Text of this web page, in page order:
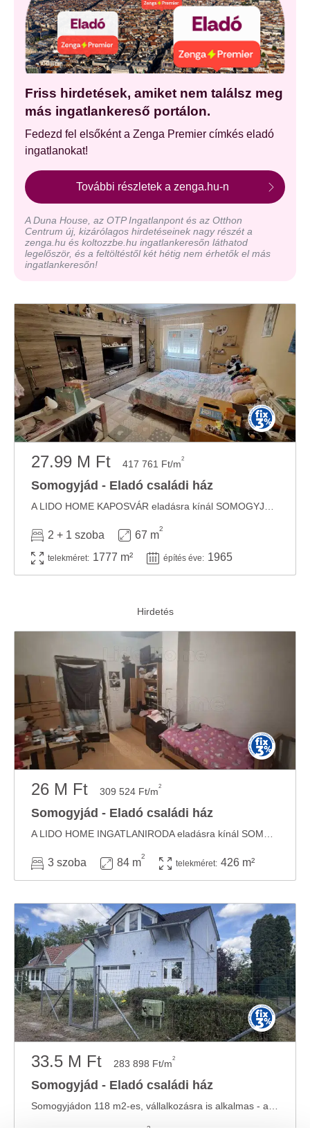
Friss hirdetések, amiket nem találsz meg
más ingatlankereső portálon.
Fedezd fel elsőként a Zenga Premier címkés eladó
ingatlanokat!
További részletek a zenga.hu-n
A Duna House, az OTP Ingatlanpont és az Otthon
Centrum új, kizárólagos hirdetéseinek nagy részét a
zenga.hu és koltozzbe.hu ingatlankeresőn láthatod
legelőször, és a feltöltéstől két hétig nem érhetők el más
ingatlankeresőn!
27.99 M Ft 417 761 Ft/m2
Somogyjád - Eladó családi ház
2 + 1 szoba 67 m
2
telekméret: 1777 m² építés éve: 1965
26 M Ft 309 524 Ft/m2
Somogyjád - Eladó családi ház
3 szoba 84 m
2
telekméret: 426 m²
33.5 M Ft 283 898 Ft/m2
Somogyjád - Eladó családi ház